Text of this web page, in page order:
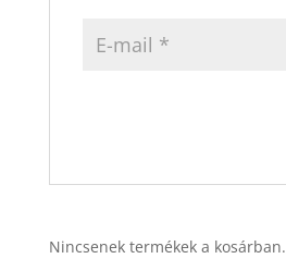
Nincsenek termékek a kosárban.